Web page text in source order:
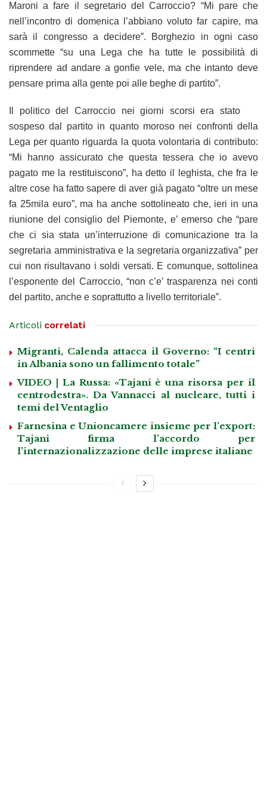
Maroni a fare il segretario del Carroccio? “Mi pare che
nell’incontro di domenica l’abbiano voluto far capire, ma
sarà il congresso a decidere”. Borghezio in ogni caso
scommette “su una Lega che ha tutte le possibilità di
riprendere ad andare a gonfie vele, ma che intanto deve
pensare prima alla gente poi alle beghe di partito”.
Il politico del Carroccio nei giorni scorsi era stato
sospeso dal partito in quanto moroso nei confronti della
Lega per quanto riguarda la quota volontaria di contributo:
“Mi hanno assicurato che questa tessera che io avevo
pagato me la restituiscono”, ha detto il leghista, che fra le
altre cose ha fatto sapere di aver già pagato “oltre un mese
fa 25mila euro”, ma ha anche sottolineato che, ieri in una
riunione del consiglio del Piemonte, e’ emerso che “pare
che ci sia stata un’interruzione di comunicazione tra la
segretaria amministrativa e la segretaria organizzativa” per
cui non risultavano i soldi versati. E comunque, sottolinea
l’esponente del Carroccio, “non c’e’ trasparenza nei conti
del partito, anche e soprattutto a livello territoriale”.
Articoli correlati
Migranti, Calenda attacca il Governo: “I centri
in Albania sono un fallimento totale”
VIDEO | La Russa: «Tajani è una risorsa per il
centrodestra». Da Vannacci al nucleare, tutti i
temi del Ventaglio
Farnesina e Unioncamere insieme per l’export:
Tajani firma l’accordo per
l’internazionalizzazione delle imprese italiane